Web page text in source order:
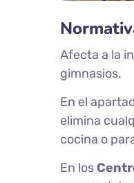
Afecta a la
gimnasios.
En el
elimina
cocina o
En los